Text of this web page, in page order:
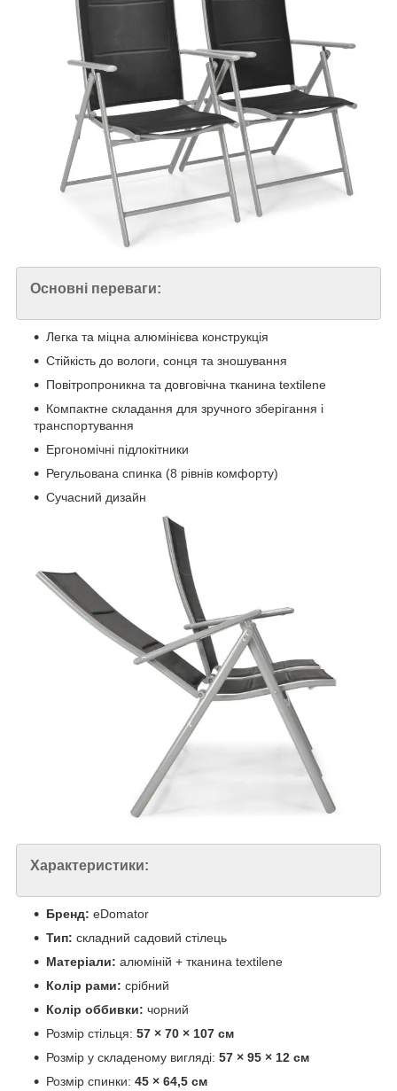
Основні переваги:
Легка та міцна алюмінієва конструкція
Стійкість до вологи, сонця та зношування
Повітропроникна та довговічна тканина textilene
Компактне складання для зручного зберігання і
транспортування
Ергономічні підлокітники
Регульована спинка (8 рівнів комфорту)
Сучасний дизайн
Характеристики:
Бренд: eDomator
Тип: складний садовий стілець
Матеріали: алюміній + тканина textilene
Колір рами: срібний
Колір оббивки: чорний
Розмір стільця: 57 × 70 × 107 см
Розмір у складеному вигляді: 57 × 95 × 12 см
Розмір спинки: 45 × 64,5 см